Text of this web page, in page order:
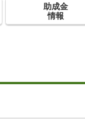
助成金
情報